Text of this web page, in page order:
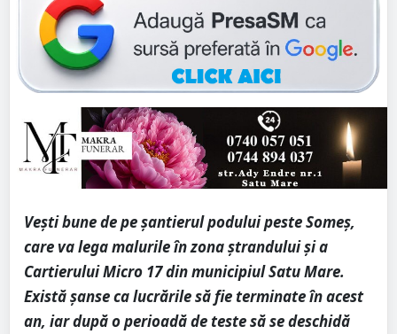
Vești bune de pe șantierul podului peste Someș,
care va lega malurile în zona ștrandului și a
Cartierului Micro 17 din municipiul Satu Mare.
Există șanse ca lucrările să fie terminate în acest
an, iar după o perioadă de teste să se deschidă